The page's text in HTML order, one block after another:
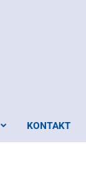
KONTAKT